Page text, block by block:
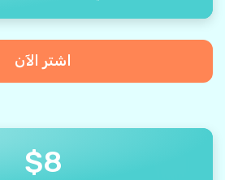
اشتر الآن
$8